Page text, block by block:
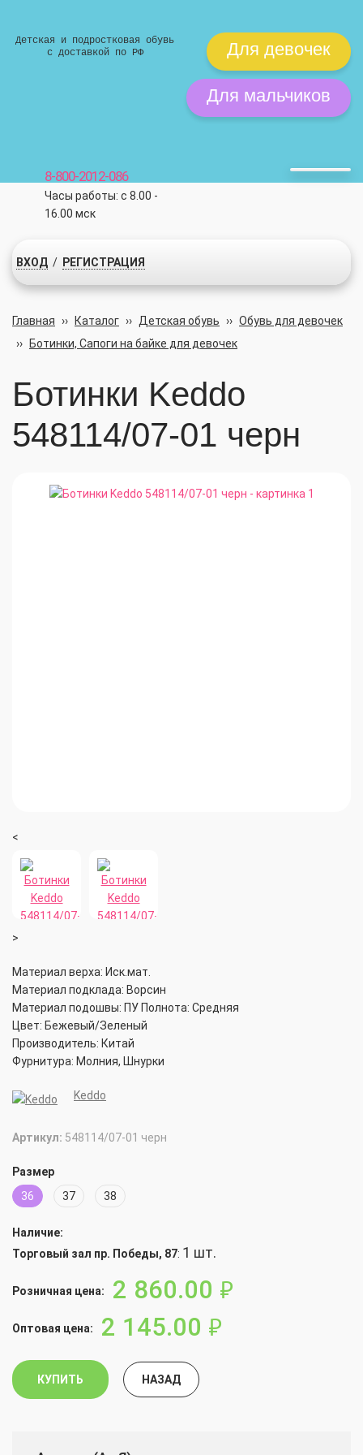
Детская и подростковая обувь
с доставкой по РФ
Для девочек
Для мальчиков
8-800-2012-086
Часы работы: с 8.00 -
16.00 мск
ВХОД / РЕГИСТРАЦИЯ
Главная ›› Каталог ›› Детская обувь ›› Обувь для девочек
››
Ботинки, Сапоги на байке для девочек
Ботинки Keddo
548114/07-01 черн
<
>
Материал верха: Иск.мат.
Материал подклада: Ворсин
Материал подошвы: ПУ Полнота: Средняя
Цвет: Бежевый/Зеленый
Производитель: Китай
Фурнитура: Молния, Шнурки
Keddo
Артикул: 548114/07-01 черн
Размер
36
37 38
Наличие:
Торговый зал пр. Победы, 87: 1 шт.
Розничная цена: 2 860.00 руб.
Оптовая цена: 2 145.00 руб.
КУПИТЬ НАЗАД